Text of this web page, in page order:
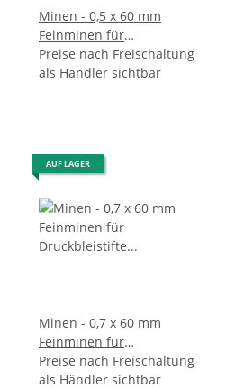
Minen - 0,5 x 60 mm
Feinminen für
Druckbleistifte - Gradation
HB - im 12er Pack
Preise nach Freischaltung
als Händler sichtbar
AUF LAGER
Minen - 0,7 x 60 mm
Feinminen für
Druckbleistifte - Gradation
2B - im 12er Pack
Preise nach Freischaltung
als Händler sichtbar